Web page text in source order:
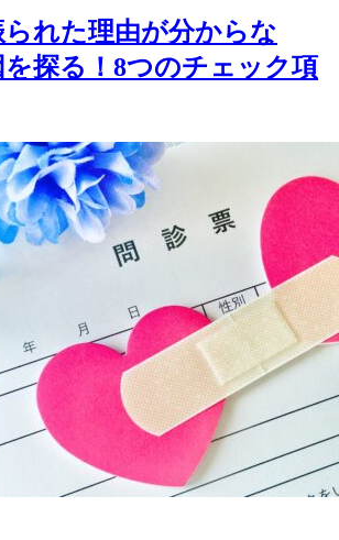
れた理由が分からな
探る！8つのチェック項